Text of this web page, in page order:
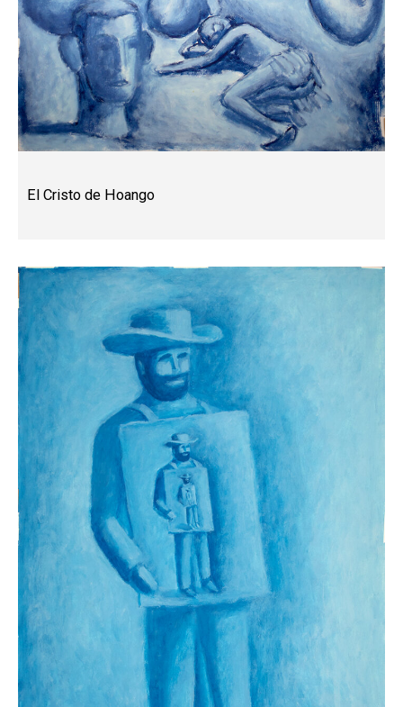
El Cristo de Hoango